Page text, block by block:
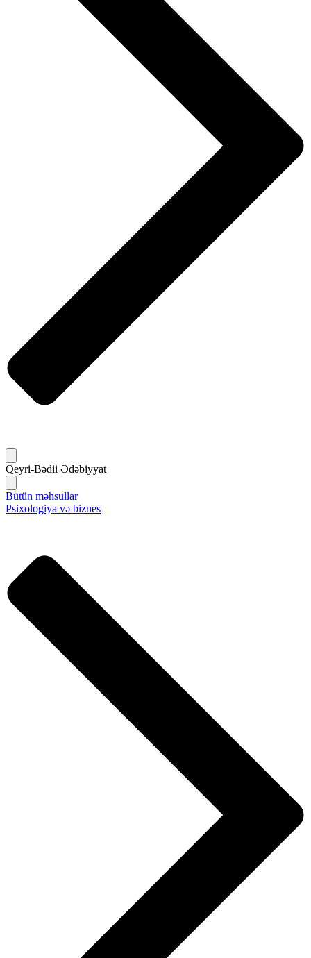
Qeyri-Bədii Ədəbiyyat
Bütün məhsullar
Psixologiya və biznes